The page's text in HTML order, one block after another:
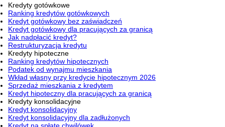
Kredyty gotówkowe
Ranking kredytów gotówkowych
Kredyt gotówkowy bez zaświadczeń
Kredyt gotówkowy dla pracujących za granicą
Jak nadpłacić kredyt?
Restrukturyzacja kredytu
Kredyty hipoteczne
Ranking kredytów hipotecznych
Podatek od wynajmu mieszkania
Wkład własny przy kredycie hipotecznym 2026
Sprzedaż mieszkania z kredytem
Kredyt hipoteczny dla pracujących za granicą
Kredyty konsolidacyjne
Kredyt konsolidacyjny
Kredyt konsolidacyjny dla zadłużonych